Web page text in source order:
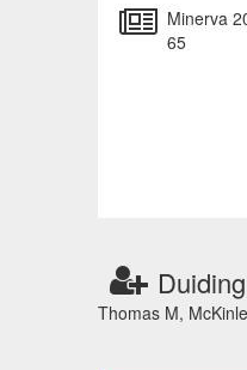
Minerva
65
Thomas M,